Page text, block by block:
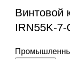
Винтовой
IRN55K-7-